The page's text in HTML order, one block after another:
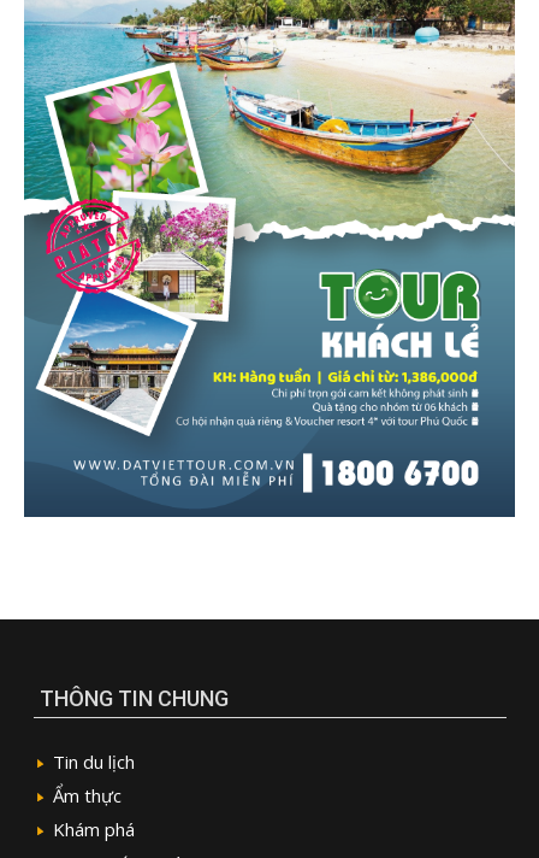
THÔNG TIN CHUNG
Tin du lịch
Ẩm thực
Khám phá